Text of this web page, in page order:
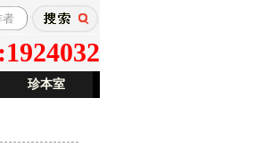
珍本室